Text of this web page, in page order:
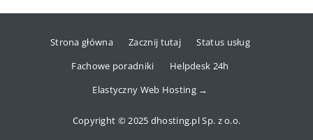
Strona główna Zacznij tutaj
Status usług
Fachowe poradniki
Helpdesk 24h
Elastyczny Web Hosting →
Copyright © 2025 dhosting.pl Sp. z o.o.